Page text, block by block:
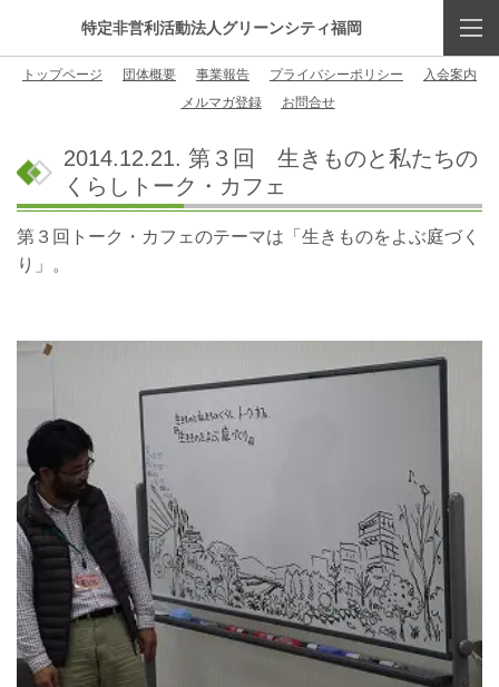
特定非営利活動法人グリーンシティ福岡
トップページ 団体概要 事業報告 プライバシーポリシー
入会案内
メルマガ登録
お問合せ
2014.12.21. 第３回 生きものと私たちの
くらしトーク・カフェ
第３回トーク・カフェのテーマは「生きものをよぶ庭づく
り」。